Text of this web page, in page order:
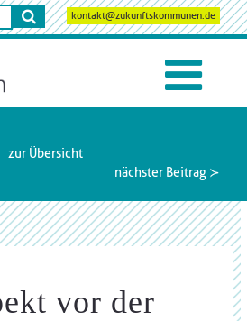
kontakt@zukunftskommunen.de
zur Übersicht
nächster Beitrag ≻
vor der